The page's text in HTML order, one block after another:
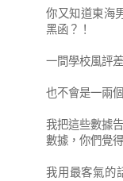
你又知道東海
黑函？！
一間學校風評
也不會是一兩
我把這些數據
數據，你們覺
我用最客氣